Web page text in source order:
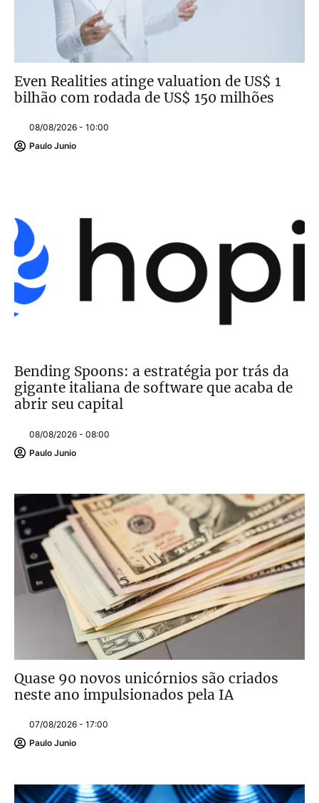
Even Realities atinge valuation de US$ 1
bilhão com rodada de US$ 150 milhões
08/08/2026 - 10:00
Paulo Junio
Bending Spoons: a estratégia por trás da
gigante italiana de software que acaba de
abrir seu capital
08/08/2026 - 08:00
Paulo Junio
Quase 90 novos unicórnios são criados
neste ano impulsionados pela IA
07/08/2026 - 17:00
Paulo Junio